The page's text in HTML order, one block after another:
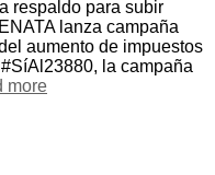
respaldo para subir
lanza campaña
aumento de impuestos
la campaña
more